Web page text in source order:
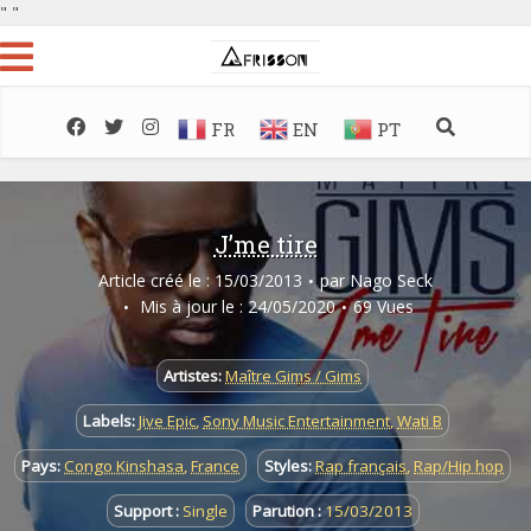
" "
FR EN PT
J’me tire
Article créé le : 15/03/2013 par Nago Seck
Mis à jour le : 24/05/2020
69 Vues
Artistes:Maître Gims / Gims
Labels:Jive Epic,Sony Music Entertainment,Wati B
Pays:Congo Kinshasa,France Styles:Rap français, Rap/Hip hop
Support : Single Parution :15/03/2013